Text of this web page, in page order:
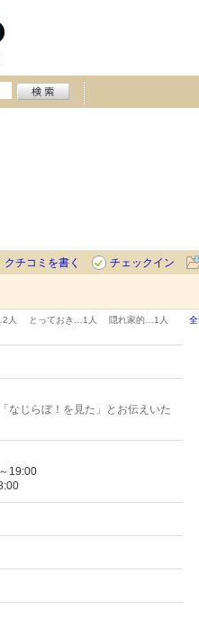
クチコミを書く
チェックイン
2人 とっておき… 1人 隠れ家的… 1人
なじらぼ！を見た」とお伝えいた
19:00